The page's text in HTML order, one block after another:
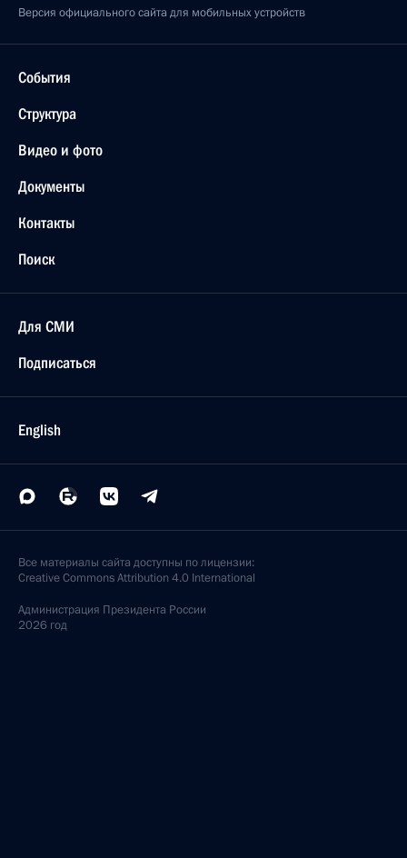
Версия официального сайта для мобильных устройств
События
Структура
Видео и фото
Документы
Контакты
Поиск
Для СМИ
Подписаться
English
Все материалы сайта доступны по лицензии:
Creative Commons Attribution 4.0 International
Администрация Президента России
2026 год